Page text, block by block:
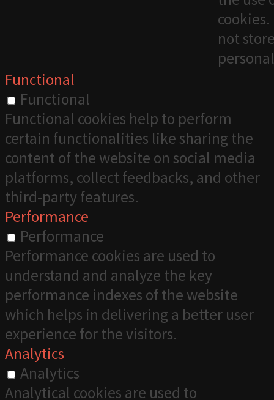
not
Functional
Functional
Functional cookies help to perform
certain functionalities like sharing the
content of the website on social media
platforms, collect feedbacks, and other
third-party features.
Performance
Performance
Performance cookies are used to
understand and analyze the key
performance indexes of the website
which helps in delivering a better user
experience for the visitors.
Analytics
Analytics
Analytical cookies are used to